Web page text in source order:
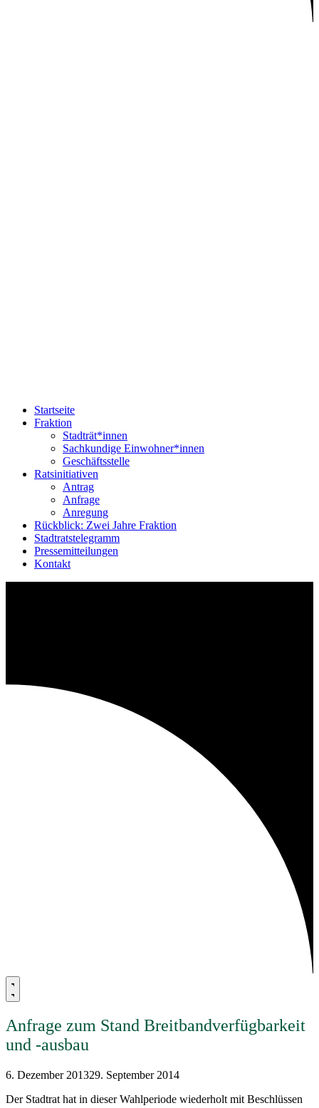
Startseite
Fraktion
Stadträt*innen
Sachkundige Einwohner*innen
Geschäftsstelle
Ratsinitiativen
Antrag
Anfrage
Anregung
Rückblick: Zwei Jahre Fraktion
Stadtratstelegramm
Pressemitteilungen
Kontakt
Anfrage zum Stand Breitbandverfügbarkeit
und -ausbau
6. Dezember 201329. September 2014
Der Stadtrat hat in dieser Wahlperiode wiederholt mit Beschlüssen